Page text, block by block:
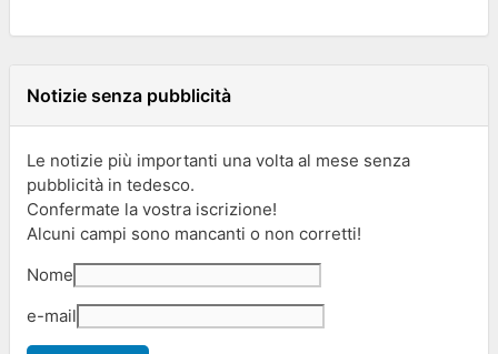
Notizie senza pubblicità
Le notizie più importanti una volta al mese senza
pubblicità in tedesco.
Confermate la vostra iscrizione!
Alcuni campi sono mancanti o non corretti!
Nome
e-mail